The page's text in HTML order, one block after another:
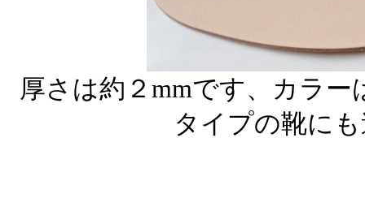
厚さは約２mmです、カラ
タイプの靴に